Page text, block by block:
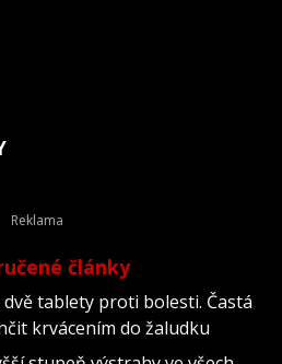
články
tablety proti bolesti. Častá
krvácením do žaludku